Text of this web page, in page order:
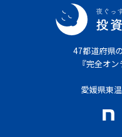
47都道府県
『完全オ
愛媛県東